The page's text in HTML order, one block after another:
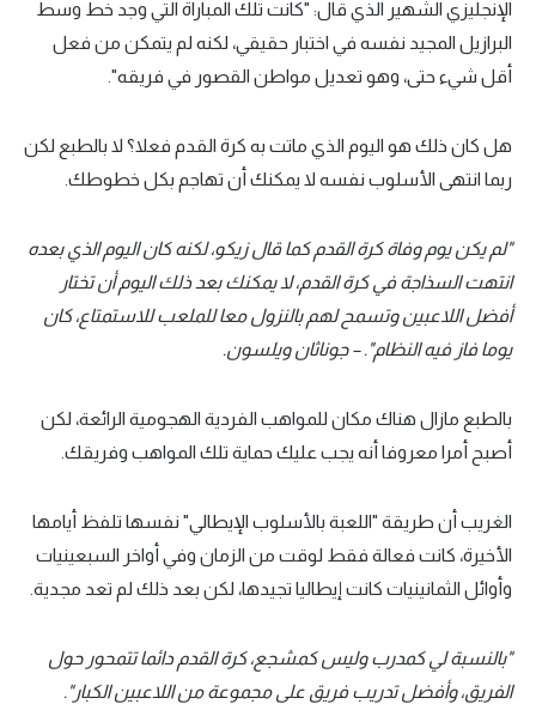
الإنجليزي الشهير الذي قال: "كانت تلك المباراة التي وجد خط وسط
البرازيل المجيد نفسه في اختبار حقيقي، لكنه لم يتمكن من فعل
أقل شيء حتى، وهو تعديل مواطن القصور في فريقه".
هل كان ذلك هو اليوم الذي ماتت به كرة القدم فعلا؟ لا بالطبع لكن
ربما انتهى الأسلوب نفسه لا يمكنك أن تهاجم بكل خطوطك.
"لم يكن يوم وفاة كرة القدم كما قال زيكو، لكنه كان اليوم الذي بعده
انتهت السذاجة في كرة القدم، لا يمكنك بعد ذلك اليوم أن تختار
أفضل اللاعبين وتسمح لهم بالنزول معا للملعب للاستمتاع، كان
يوما فاز فيه النظام". – جوناثان ويلسون.
بالطبع مازال هناك مكان للمواهب الفردية الهجومية الرائعة، لكن
أصبح أمرا معروفا أنه يجب عليك حماية تلك المواهب وفريقك.
الغريب أن طريقة "اللعبة بالأسلوب الإيطالي" نفسها تلفظ أيامها
الأخيرة، كانت فعالة فقط لوقت من الزمان وفي أواخر السبعينيات
وأوائل الثمانينيات كانت إيطاليا تجيدها، لكن بعد ذلك لم تعد مجدية.
"بالنسبة لي كمدرب وليس كمشجع، كرة القدم دائما تتمحور حول
الفريق، وأفضل تدريب فريق على مجموعة من اللاعبين الكبار".